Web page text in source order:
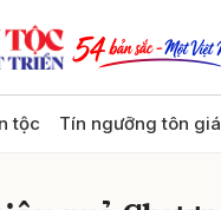
tộc Tín ngưỡng tôn